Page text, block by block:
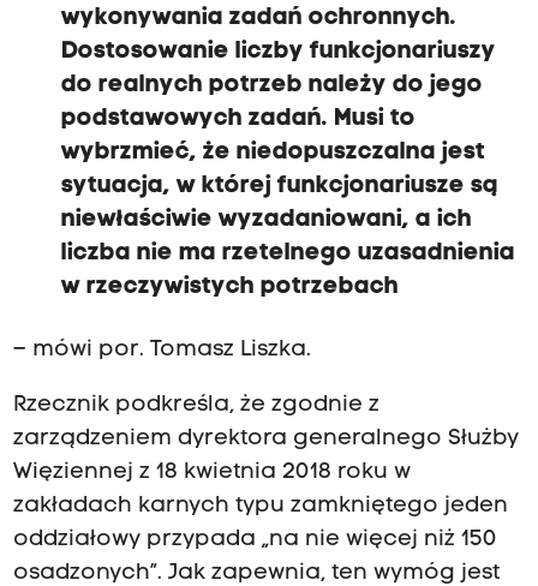
wykonywania zadań ochronnych.
Dostosowanie liczby funkcjonariuszy
do realnych potrzeb należy do jego
podstawowych zadań. Musi to
wybrzmieć, że niedopuszczalna jest
sytuacja, w której funkcjonariusze są
niewłaściwie wyzadaniowani, a ich
liczba nie ma rzetelnego uzasadnienia
w rzeczywistych potrzebach
– mówi por. Tomasz Liszka.
Rzecznik podkreśla, że zgodnie z
zarządzeniem dyrektora generalnego Służby
Więziennej z 18 kwietnia 2018 roku w
zakładach karnych typu zamkniętego jeden
oddziałowy przypada „na nie więcej niż 150
osadzonych”. Jak zapewnia, ten wymóg jest